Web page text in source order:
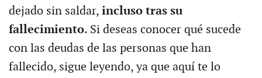
dejado sin saldar, incluso tras su
fallecimiento. Si deseas conocer qué sucede
con las deudas de las personas que han
fallecido, sigue leyendo, ya que aquí te lo